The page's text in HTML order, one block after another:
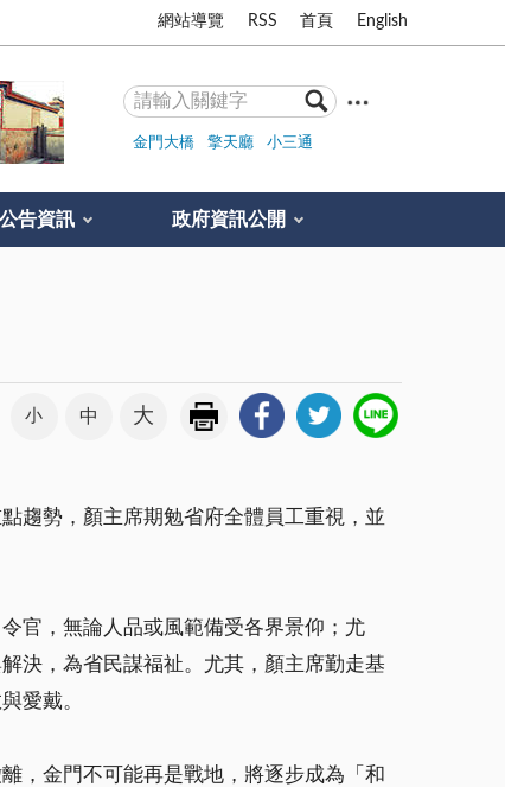
網站導覽 RSS 首頁 English
金門大橋 擎天廳 小三通
公告資訊 政府資訊公開
小 中 大
趨勢，顏主席期勉省府全體員工重視，並
官，無論人品或風範備受各界景仰；尤
決，為省民謀福祉。尤其，顏主席勤走基
愛戴。
，金門不可能再是戰地，將逐步成為「和